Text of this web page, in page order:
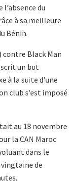
du
à sa meilleure
Bénin.
contre Black Man
un but
à la suite d’une
club s’est imposé
au 18 novembre
la CAN Maroc
dans le
de